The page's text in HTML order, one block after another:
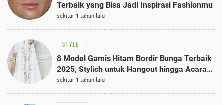
Terbaik yang Bisa Jadi Inspirasi Fashionmu
sekitar 1 tahun lalu
STYLE
8 Model Gamis Hitam Bordir Bunga Terbaik
2025, Stylish untuk Hangout hingga Acara
Semi-Formal
sekitar 1 tahun lalu